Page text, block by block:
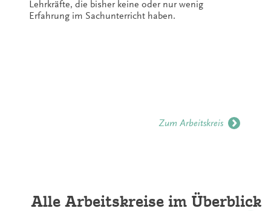
Lehrkräfte, die bisher keine oder nur wenig
Erfahrung im Sachunterricht haben.
Zum Arbeitskreis
Alle Arbeitskreise im Überblick